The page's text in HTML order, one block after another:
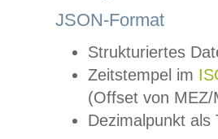
JSON-Format
Strukturiertes
Zeitstempel im
(Offset von MEZ/
Dezimalpunkt als